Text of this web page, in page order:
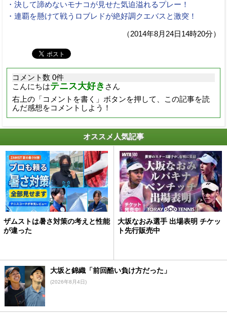
・決して諦めないモナコが見せた気迫溢れるプレー！
・連覇を懸けて戦うロブレドが絶好調クエバスと激突！
（2014年8月24日14時20分）
コメント数 0件
こんにちはテニス大好き さん
右上の「コメントを書く」ボタンを押して、この記事を読
んだ感想をコメントしよう！
オススメ人気記事
ザムストは暑さ対策の考えと性能
が違った
大坂なおみ選手 出場表明 チケッ
ト先行販売中
大坂と錦織「前回酷い負け方だった」
(2026年8月4日)